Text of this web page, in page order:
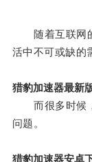
随着互联网的
活中不可或缺的
猎豹加速器最新
而很多时候，
问题。
猎豹加速器安卓